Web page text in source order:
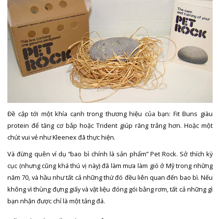
Đề cập tới một khía cạnh trong thương hiệu của bạn: Fit Buns giàu
protein để tăng cơ bắp hoặc Trident giúp răng trắng hơn. Hoặc một
chút vui vẻ như Kleenex đã thực hiện.
Và đừng quên ví dụ “bao bì chính là sản phẩm” Pet Rock. Sở thích kỳ
cục (nhưng cũng khá thú vị này) đã làm mưa làm gió ở Mỹ trong những
năm 70, và hầu như tất cả những thứ đó đều liên quan đến bao bì. Nếu
không vì thùng đựng giấy và vật liệu đóng gói bằng rơm, tất cả những gì
bạn nhận được chỉ là một tảng đá.